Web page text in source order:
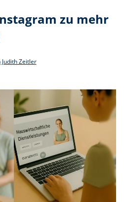
zu mehr
Judith Zeitler